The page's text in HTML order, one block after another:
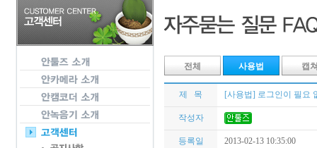
전체 사용법 캡
제 목 [사용법] 로그인이 필요
작성자
등록일 2013-02-13 10:35:00